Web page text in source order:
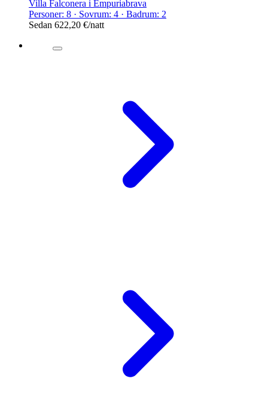
Villa Falconera i Empuriabrava
Personer: 8 · Sovrum: 4 · Badrum: 2
Sedan 622,20 €/natt